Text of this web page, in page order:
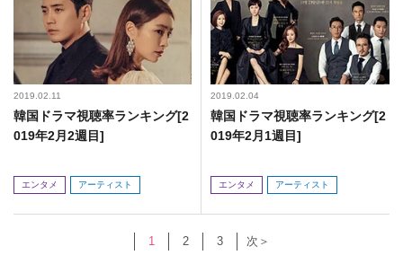
2019.02.11
韓国ドラマ視聴率ランキング[2
019年2月2週目]
エンタメ アーティスト
2019.02.04
韓国ドラマ視聴率ランキング[2
019年2月1週目]
エンタメ アーティスト
1 2 3 次＞